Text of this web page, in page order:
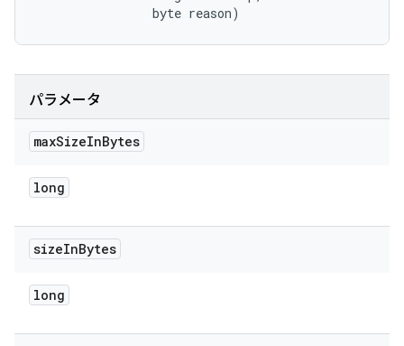
                byte reason)
パラメータ
maxSizeInBytes
long
sizeInBytes
long